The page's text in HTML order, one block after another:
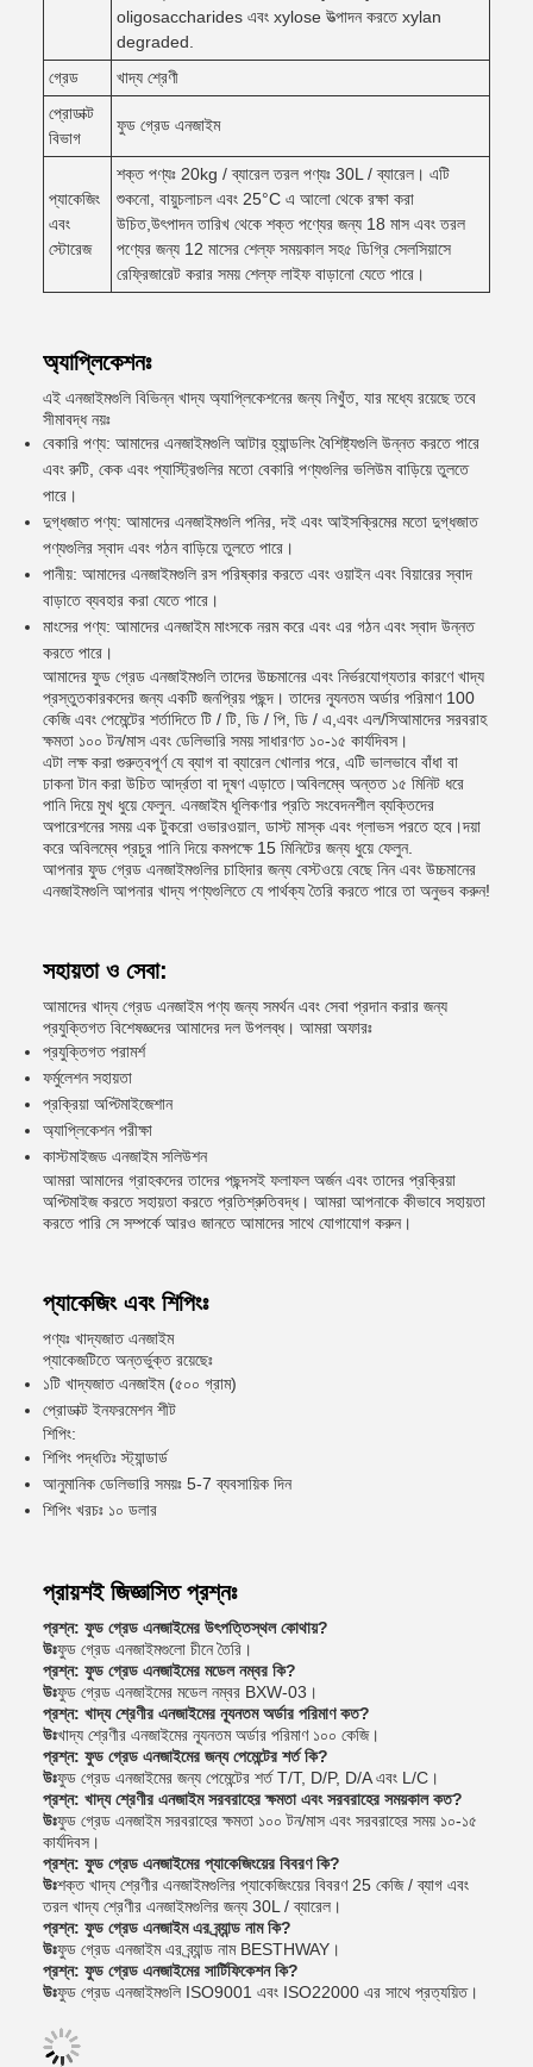
oligosaccharides এবং xylose উত্পাদন করতে xylan
degraded.
গ্রেড
খাদ্য শ্রেণী
প্রোডাক্ট
বিভাগ
ফুড গ্রেড এনজাইম
প্যাকেজিং
এবং
স্টোরেজ
শক্ত পণ্যঃ 20kg / ব্যারেল তরল পণ্যঃ 30L / ব্যারেল। এটি
শুকনো, বায়ুচলাচল এবং 25°C এ আলো থেকে রক্ষা করা
উচিত,উৎপাদন তারিখ থেকে শক্ত পণ্যের জন্য 18 মাস এবং তরল
পণ্যের জন্য 12 মাসের শেল্ফ সময়কাল সহ৫ ডিগ্রি সেলসিয়াসে
রেফ্রিজারেট করার সময় শেল্ফ লাইফ বাড়ানো যেতে পারে।
অ্যাপ্লিকেশনঃ
এই এনজাইমগুলি বিভিন্ন খাদ্য অ্যাপ্লিকেশনের জন্য নিখুঁত, যার মধ্যে রয়েছে তবে
সীমাবদ্ধ নয়ঃ
বেকারি পণ্য: আমাদের এনজাইমগুলি আটার হ্যান্ডলিং বৈশিষ্ট্যগুলি উন্নত করতে পারে
এবং রুটি, কেক এবং প্যাস্ট্রিগুলির মতো বেকারি পণ্যগুলির ভলিউম বাড়িয়ে তুলতে
পারে।
দুগ্ধজাত পণ্য: আমাদের এনজাইমগুলি পনির, দই এবং আইসক্রিমের মতো দুগ্ধজাত
পণ্যগুলির স্বাদ এবং গঠন বাড়িয়ে তুলতে পারে।
পানীয়: আমাদের এনজাইমগুলি রস পরিষ্কার করতে এবং ওয়াইন এবং বিয়ারের স্বাদ
বাড়াতে ব্যবহার করা যেতে পারে।
মাংসের পণ্য: আমাদের এনজাইম মাংসকে নরম করে এবং এর গঠন এবং স্বাদ উন্নত
করতে পারে।
আমাদের ফুড গ্রেড এনজাইমগুলি তাদের উচ্চমানের এবং নির্ভরযোগ্যতার কারণে খাদ্য
প্রস্তুতকারকদের জন্য একটি জনপ্রিয় পছন্দ। তাদের ন্যূনতম অর্ডার পরিমাণ 100
কেজি এবং পেমেন্টের শর্তাদিতে টি / টি, ডি / পি, ডি / এ,এবং এল/সিআমাদের সরবরাহ
ক্ষমতা ১০০ টন/মাস এবং ডেলিভারি সময় সাধারণত ১০-১৫ কার্যদিবস।
এটা লক্ষ করা গুরুত্বপূর্ণ যে ব্যাগ বা ব্যারেল খোলার পরে, এটি ভালভাবে বাঁধা বা
ঢাকনা টান করা উচিত আর্দ্রতা বা দূষণ এড়াতে।অবিলম্বে অন্তত ১৫ মিনিট ধরে
পানি দিয়ে মুখ ধুয়ে ফেলুন. এনজাইম ধূলিকণার প্রতি সংবেদনশীল ব্যক্তিদের
অপারেশনের সময় এক টুকরো ওভারওয়াল, ডাস্ট মাস্ক এবং গ্লাভস পরতে হবে।দয়া
করে অবিলম্বে প্রচুর পানি দিয়ে কমপক্ষে 15 মিনিটের জন্য ধুয়ে ফেলুন.
আপনার ফুড গ্রেড এনজাইমগুলির চাহিদার জন্য বেস্টওয়ে বেছে নিন এবং উচ্চমানের
এনজাইমগুলি আপনার খাদ্য পণ্যগুলিতে যে পার্থক্য তৈরি করতে পারে তা অনুভব করুন!
সহায়তা ও সেবা:
আমাদের খাদ্য গ্রেড এনজাইম পণ্য জন্য সমর্থন এবং সেবা প্রদান করার জন্য
প্রযুক্তিগত বিশেষজ্ঞদের আমাদের দল উপলব্ধ। আমরা অফারঃ
প্রযুক্তিগত পরামর্শ
ফর্মুলেশন সহায়তা
প্রক্রিয়া অপ্টিমাইজেশান
অ্যাপ্লিকেশন পরীক্ষা
কাস্টমাইজড এনজাইম সলিউশন
আমরা আমাদের গ্রাহকদের তাদের পছন্দসই ফলাফল অর্জন এবং তাদের প্রক্রিয়া
অপ্টিমাইজ করতে সহায়তা করতে প্রতিশ্রুতিবদ্ধ। আমরা আপনাকে কীভাবে সহায়তা
করতে পারি সে সম্পর্কে আরও জানতে আমাদের সাথে যোগাযোগ করুন।
প্যাকেজিং এবং শিপিংঃ
পণ্যঃ খাদ্যজাত এনজাইম
প্যাকেজটিতে অন্তর্ভুক্ত রয়েছেঃ
১টি খাদ্যজাত এনজাইম (৫০০ গ্রাম)
প্রোডাক্ট ইনফরমেশন শীট
শিপিং:
শিপিং পদ্ধতিঃ স্ট্যান্ডার্ড
আনুমানিক ডেলিভারি সময়ঃ 5-7 ব্যবসায়িক দিন
শিপিং খরচঃ ১০ ডলার
প্রায়শই জিজ্ঞাসিত প্রশ্নঃ
প্রশ্ন: ফুড গ্রেড এনজাইমের উৎপত্তিস্থল কোথায়?
উঃফুড গ্রেড এনজাইমগুলো চীনে তৈরি।
প্রশ্ন: ফুড গ্রেড এনজাইমের মডেল নম্বর কি?
উঃফুড গ্রেড এনজাইমের মডেল নম্বর BXW-03।
প্রশ্ন: খাদ্য শ্রেণীর এনজাইমের ন্যূনতম অর্ডার পরিমাণ কত?
উঃখাদ্য শ্রেণীর এনজাইমের ন্যূনতম অর্ডার পরিমাণ ১০০ কেজি।
প্রশ্ন: ফুড গ্রেড এনজাইমের জন্য পেমেন্টের শর্ত কি?
উঃফুড গ্রেড এনজাইমের জন্য পেমেন্টের শর্ত T/T, D/P, D/A এবং L/C।
প্রশ্ন: খাদ্য শ্রেণীর এনজাইম সরবরাহের ক্ষমতা এবং সরবরাহের সময়কাল কত?
উঃফুড গ্রেড এনজাইম সরবরাহের ক্ষমতা ১০০ টন/মাস এবং সরবরাহের সময় ১০-১৫
কার্যদিবস।
প্রশ্ন: ফুড গ্রেড এনজাইমের প্যাকেজিংয়ের বিবরণ কি?
উঃশক্ত খাদ্য শ্রেণীর এনজাইমগুলির প্যাকেজিংয়ের বিবরণ 25 কেজি / ব্যাগ এবং
তরল খাদ্য শ্রেণীর এনজাইমগুলির জন্য 30L / ব্যারেল।
প্রশ্ন: ফুড গ্রেড এনজাইম এর ব্র্যান্ড নাম কি?
উঃফুড গ্রেড এনজাইম এর ব্র্যান্ড নাম BESTHWAY।
প্রশ্ন: ফুড গ্রেড এনজাইমের সার্টিফিকেশন কি?
উঃফুড গ্রেড এনজাইমগুলি ISO9001 এবং ISO22000 এর সাথে প্রত্যয়িত।